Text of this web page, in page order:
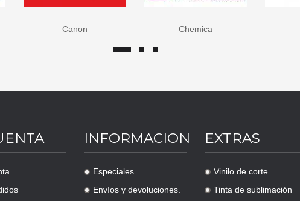
Chemica Epson
INFORMACION
.
Especiales
.
Envíos y devoluciones.
EXTRAS
.
Vinilo de corte
.
Tinta de sublimación